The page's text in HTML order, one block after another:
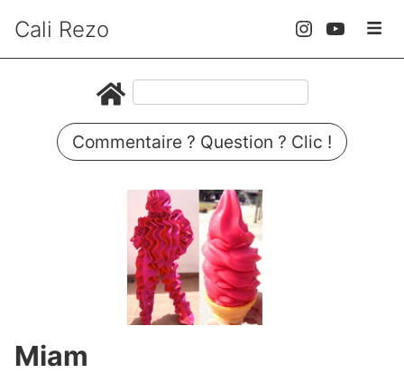
Cali Rezo
Commentaire ? Question ? Clic !
Miam